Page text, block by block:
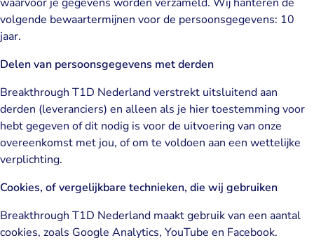
volgende bewaartermijnen voor de persoonsgegevens: 10
jaar.
Delen van persoonsgegevens met derden
Breakthrough T1D Nederland verstrekt uitsluitend aan
derden (leveranciers) en alleen als je hier toestemming voor
hebt gegeven of dit nodig is voor de uitvoering van onze
overeenkomst met jou, of om te voldoen aan een wettelijke
verplichting.
Cookies, of vergelijkbare technieken, die wij gebruiken
Breakthrough T1D Nederland maakt gebruik van een aantal
cookies, zoals Google Analytics, YouTube en Facebook.